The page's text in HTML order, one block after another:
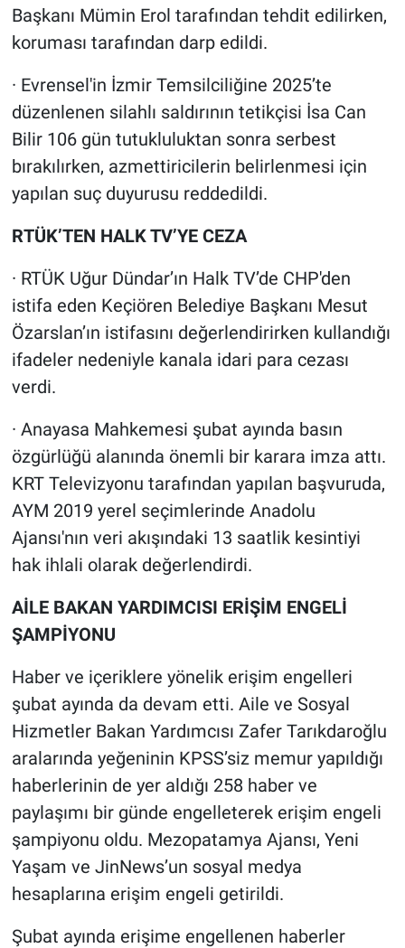
Başkanı Mümin Erol tarafından tehdit edilirken,
koruması tarafından darp edildi.
· Evrensel'in İzmir Temsilciliğine 2025’te
düzenlenen silahlı saldırının tetikçisi İsa Can
Bilir 106 gün tutukluluktan sonra serbest
bırakılırken, azmettiricilerin belirlenmesi için
yapılan suç duyurusu reddedildi.
RTÜK’TEN HALK TV’YE CEZA
· RTÜK Uğur Dündar’ın Halk TV’de CHP'den
istifa eden Keçiören Belediye Başkanı Mesut
Özarslan’ın istifasını değerlendirirken kullandığı
ifadeler nedeniyle kanala idari para cezası
verdi.
· Anayasa Mahkemesi şubat ayında basın
özgürlüğü alanında önemli bir karara imza attı.
KRT Televizyonu tarafından yapılan başvuruda,
AYM 2019 yerel seçimlerinde Anadolu
Ajansı'nın veri akışındaki 13 saatlik kesintiyi
hak ihlali olarak değerlendirdi.
AİLE BAKAN YARDIMCISI ERİŞİM ENGELİ
ŞAMPİYONU
Haber ve içeriklere yönelik erişim engelleri
şubat ayında da devam etti. Aile ve Sosyal
Hizmetler Bakan Yardımcısı Zafer Tarıkdaroğlu
aralarında yeğeninin KPSS’siz memur yapıldığı
haberlerinin de yer aldığı 258 haber ve
paylaşımı bir günde engelleterek erişim engeli
şampiyonu oldu. Mezopatamya Ajansı, Yeni
Yaşam ve JinNews’un sosyal medya
hesaplarına erişim engeli getirildi.
Şubat ayında erişime engellenen haberler